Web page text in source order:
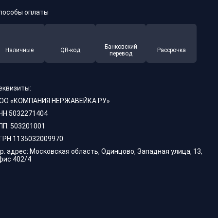
оплаты
Наличные QR-код
Банковский
перевод
Рассрочка
«КОМПАНИЯ НЕРЖАВЕЙКА.РУ»
5032271404
503201001
1135032009970
адрес: Московская область, Одинцово, Западная улица, 13,
402/4